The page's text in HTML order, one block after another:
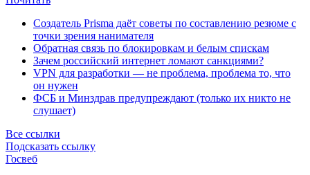
Создатель Prisma даёт советы по составлению резюме с
точки зрения нанимателя
Обратная связь по блокировкам и белым спискам
Зачем российский интернет ломают санкциями?
VPN для разработки — не проблема, проблема то, что
он нужен
ФСБ и Минздрав предупреждают (только их никто не
слушает)
Все ссылки
Подсказать ссылку
Госвеб